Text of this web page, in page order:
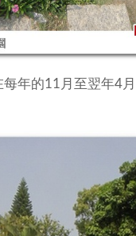
每年的11月至翌年4